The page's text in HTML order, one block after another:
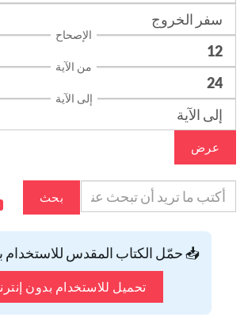
الإصحاح
من الآية
إلى الآية
عرض
بحث
📥 حمّل الكتاب المقدس للاستخدام
تحميل للاستخدام بدون